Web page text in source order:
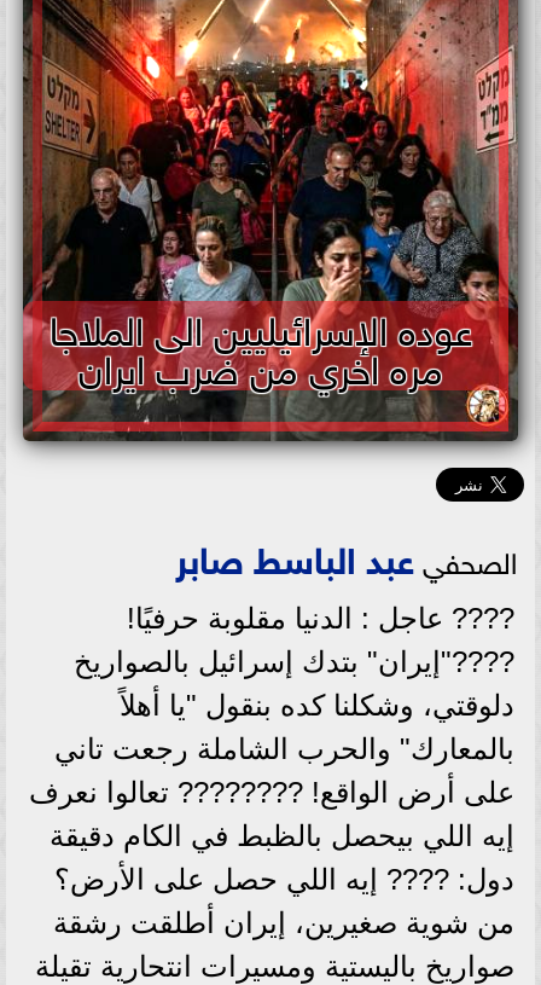
عوده الإسرائيليين الى الملاجا
مره اخري من ضرب ايران
الصحفيعبد الباسط صابر
???? عاجل : الدنيا مقلوبة حرفيًا!
????"إيران" بتدك إسرائيل بالصواريخ
دلوقتي، وشكلنا كده بنقول "يا أهلاً
بالمعارك" والحرب الشاملة رجعت تاني
على أرض الواقع! ???????? تعالوا نعرف
إيه اللي بيحصل بالظبط في الكام دقيقة
دول: ???? إيه اللي حصل على الأرض؟
من شوية صغيرين، إيران أطلقت رشقة
صواريخ باليستية ومسيرات انتحارية تقيلة